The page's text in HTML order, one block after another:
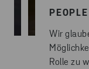
Wir
Rolle zu